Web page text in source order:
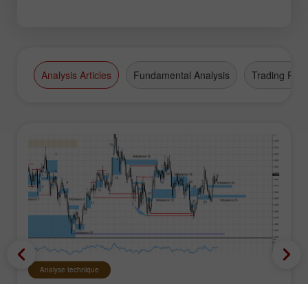
Analysis Articles Fundamental Analysis Trading Plan
Analyse technique